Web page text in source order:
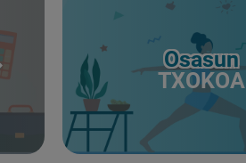
Osasun
TXOKOA